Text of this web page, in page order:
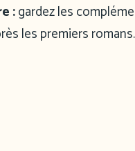
:gardez les
les premiers romans.